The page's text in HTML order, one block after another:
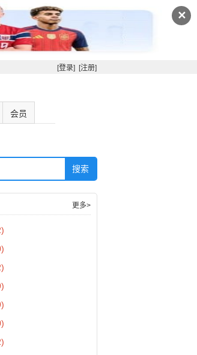
✕
[登录] [注册]
会员
更多>